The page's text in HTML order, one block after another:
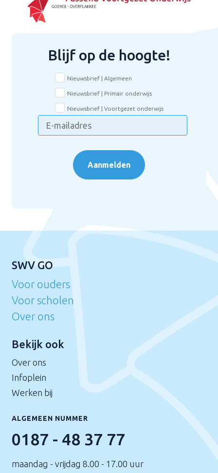
Blijf op de hoogte!
Aanmelden
Nieuwsbrief | Algemeen
Nieuwsbrief | Primair onderwijs
Nieuwsbrief | Voortgezet onderwijs
SWV GO
Voor ouders
Voor scholen
Over ons
Bekijk ook
Over ons
Infoplein
Werken bij
ALGEMEEN NUMMER
0187 - 48 37 77
maandag - vrijdag 8.00 - 17.00 uur